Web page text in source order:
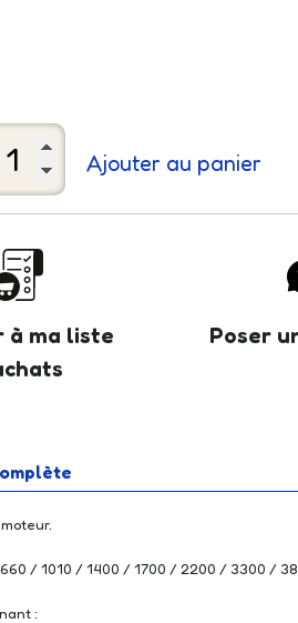
Ajouter au panier
à ma liste
Poser
/ 1010 / 1400 / 1700 / 2200 / 3300 /
: